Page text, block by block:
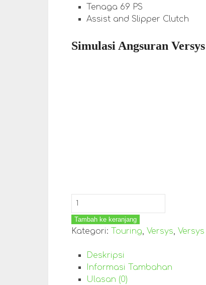
Tenaga 69 PS
Assist and Slipper Clutch
Simulasi Angsuran
Tambah ke keranjang
Kategori: Touring, Versys,
Deskripsi
Informasi Tambahan
Ulasan (0)